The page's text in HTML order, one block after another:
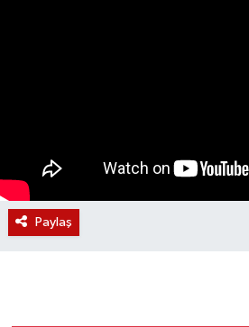
Paylaş